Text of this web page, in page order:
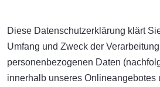
Diese Datenschutzerklärung klärt
Umfang und Zweck der
personenbezogenen Daten
innerhalb unseres Onlineangebotes